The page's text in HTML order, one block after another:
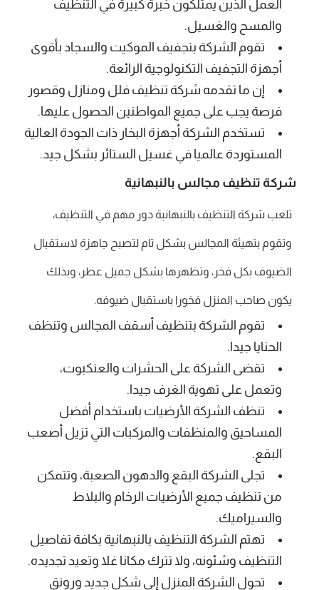
العمل الذين يمتلكون خبرة كبيرة في التنظيف
والمسح والغسيل.
تقوم الشركة بتجفيف الموكيت والسجاد بأقوى
أجهزة التجفيف التكنولوجية الرائعة.
إن ما تقدمه شركة تنظيف فلل ومنازل وقصور
فرصة يجب على جميع المواطنين الحصول عليها.
تستخدم الشركة أجهزة البخار ذات الجودة العالية
المستوردة عالميا في غسيل الستائر بشكل جيد.
شركة تنظيف مجالس بالنبهانية
تلعب شركة التنظيف بالنبهانية دور مهم في التنظيف،
وتقوم بتهيئة المجالس بشكل تام لتصبح جاهزة لاستقبال
الضيوف بكل فخر، وتظهرها بشكل جميل عطر، وبذلك
يكون صاحب المنزل فخورا باستقبال ضيوفه.
تقوم الشركة بتنظيف أسقف المجالس وتنظف
الحنايا جيدا.
تقضى الشركة على الحشرات والعنكبوت،
وتعمل على تهوية الغرف جيدا.
تنظف الشركة الأرضيات باستخدام أفضل
المساحيق والمنظفات والمركبات التي تزيل أصعب
البقع.
تجلى الشركة البقع والدهون الصعبة، وتتمكن
من تنظيف جميع الأرضيات الرخام والبلاط
والسيراميك.
تهتم الشركة التنظيف بالنبهانية بكافة تفاصيل
التنظيف وشئونه، ولا تترك مكانا غلا وتعيد تجديده.
تحول الشركة المنزل إلى شكل جديد ورونق